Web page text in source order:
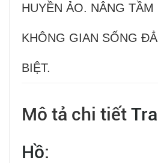
HUYỀN ẢO. NÂNG TẦM
KHÔNG GIAN SỐNG
BIỆT.
Mô tả chi tiết
Hồ: